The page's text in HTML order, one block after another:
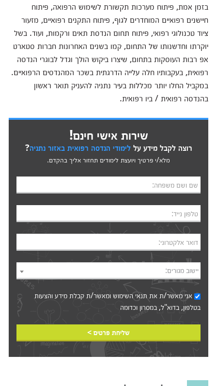
בזמן אמת, פיתוח מערכות תקשורת לשימוש הרפואה, פיתוח
חיישנים רפואיים המוחדרים לגוף, פיתוח התקנים רפואיים, מזעור
ציוד טכנולוגי רפואי, פיתוח תחום הנדסת תאים ורקמות, ועוד. בשל
יוקרתו וחדשנותו של התחום, קמו בשנים האחרונות חברות סטארט
אפ רבות העוסקות בתחום, שיצרו ביקוש הולך וגדל לבוגרי הנדסה
רפואית, בעקבותיו חלה עלייה הדרגתית בשכר המהנדסים הרפואיים.
במקביל החלו יותר מכללות בעיר נתניה להעניק תואר ראשון
בהנדסה רפואית / ביו רפואית.
שירות אישי חינם!
רוצה לקבל מידע עללימודי הנדסה רפואית באזור נתניה?
מלא/י פרטיך ויועצת לימודים תחזור אליך בהקדם.
שם ושם משפחה:
טלפון נייד:
דואר אלקטרוני:
יישוב מגורים:
אני מאשר/ת אתתנאי השימושומאשר/ת קבלת מידע והצעות
בטלפון, בדוא"ל, במסרון וכדומה‎‎
שליחת פרטים >